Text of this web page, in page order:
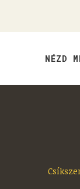
NÉZD